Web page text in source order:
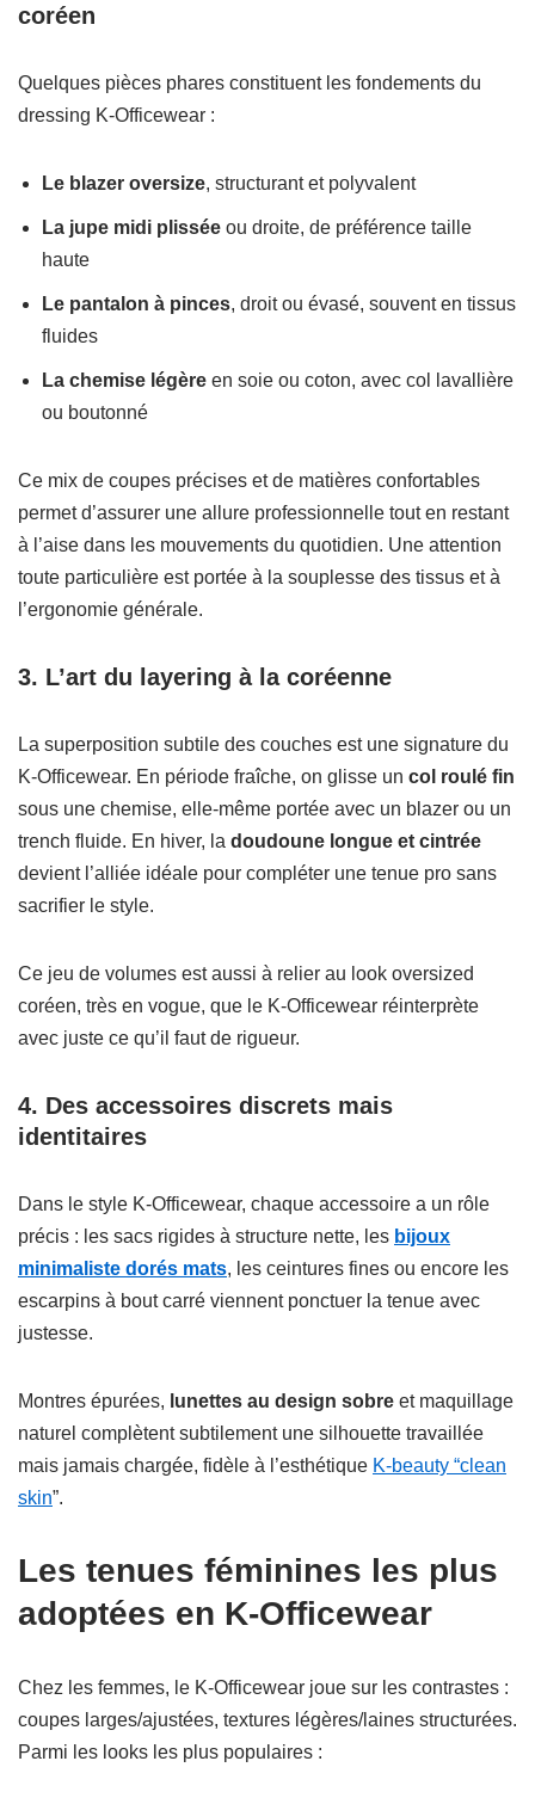
coréen
Quelques pièces phares constituent les fondements du
dressing K-Officewear :
Le blazer oversize, structurant et polyvalent
La jupe midi plissée ou droite, de préférence taille
haute
Le pantalon à pinces, droit ou évasé, souvent en tissus
fluides
La chemise légère en soie ou coton, avec col lavallière
ou boutonné
Ce mix de coupes précises et de matières confortables
permet d’assurer une allure professionnelle tout en restant
à l’aise dans les mouvements du quotidien. Une attention
toute particulière est portée à la souplesse des tissus et à
l’ergonomie générale.
3. L’art du layering à la coréenne
La superposition subtile des couches est une signature du
K-Officewear. En période fraîche, on glisse un col roulé fin
sous une chemise, elle-même portée avec un blazer ou un
trench fluide. En hiver, la doudoune longue et cintrée
devient l’alliée idéale pour compléter une tenue pro sans
sacrifier le style.
Ce jeu de volumes est aussi à relier au look oversized
coréen, très en vogue, que le K-Officewear réinterprète
avec juste ce qu’il faut de rigueur.
4. Des accessoires discrets mais
identitaires
Dans le style K-Officewear, chaque accessoire a un rôle
précis : les sacs rigides à structure nette, les bijoux
minimaliste dorés mats, les ceintures fines ou encore les
escarpins à bout carré viennent ponctuer la tenue avec
justesse.
Montres épurées, lunettes au design sobre et maquillage
naturel complètent subtilement une silhouette travaillée
mais jamais chargée, fidèle à l’esthétique K-beauty “clean
skin”.
Les tenues féminines les plus
adoptées en K-Officewear
Chez les femmes, le K-Officewear joue sur les contrastes :
coupes larges/ajustées, textures légères/laines structurées.
Parmi les looks les plus populaires :